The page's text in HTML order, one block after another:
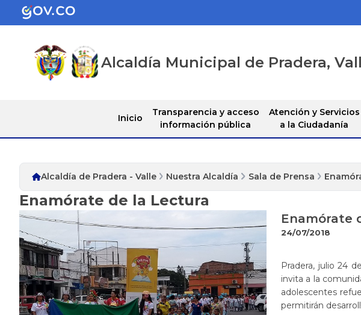
Alcaldía Municipal de Pradera,
Inicio
Transparencia y acceso
información pública
Atención y Servicios
a la Ciudadanía
Alcaldía de Pradera - Valle Nuestra Alcaldía Sala de Prensa
Enamórate de la Lectura
Enamórate
24/07/2018
Pradera, julio 24
invita a la
adolescentes
permitirán